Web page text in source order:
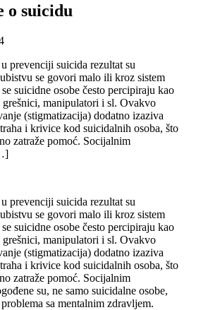
o suicidu
prevenciji suicida rezultat su
se govori malo ili kroz sistem
suicidne osobe često percipiraju kao
manipulatori i sl. Ovakvo
(stigmatizacija) dodatno izaziva
i krivice kod suicidalnih osoba, što
zatraže pomoć. Socijalnim
prevenciji suicida rezultat su
se govori malo ili kroz sistem
suicidne osobe često percipiraju kao
manipulatori i sl. Ovakvo
(stigmatizacija) dodatno izaziva
i krivice kod suicidalnih osoba, što
zatraže pomoć. Socijalnim
su, ne samo suicidalne osobe,
sa mentalnim zdravljem.